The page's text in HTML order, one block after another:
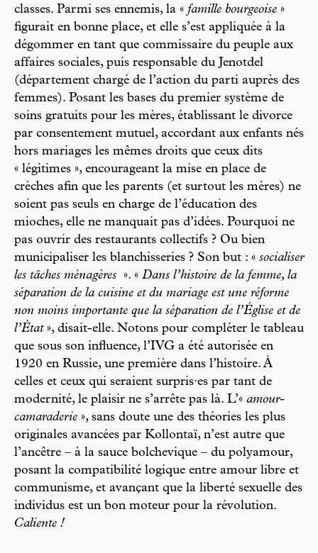
classes. Parmi ses ennemis, la « famille bourgeoise »
figurait en bonne place, et elle s’est appliquée à la
dégommer en tant que commissaire du peuple aux
affaires sociales, puis responsable du Jenotdel
(département chargé de l’action du parti auprès des
femmes). Posant les bases du premier système de
soins gratuits pour les mères, établissant le divorce
par consentement mutuel, accordant aux enfants nés
hors mariages les mêmes droits que ceux dits
« légitimes », encourageant la mise en place de
crèches afin que les parents (et surtout les mères) ne
soient pas seuls en charge de l’éducation des
mioches, elle ne manquait pas d’idées. Pourquoi ne
pas ouvrir des restaurants collectifs ? Ou bien
municipaliser les blanchisseries ? Son but : « socialiser
les tâches ménagères ». « Dans l’histoire de la femme, la
séparation de la cuisine et du mariage est une réforme
non moins importante que la séparation de l’Église et de
l’État», disait-elle. Notons pour compléter le tableau
que sous son influence, l’IVG a été autorisée en
1920 en Russie, une première dans l’histoire. À
celles et ceux qui seraient surpris·es par tant de
modernité, le plaisir ne s’arrête pas là. L’« amour-
camaraderie », sans doute une des théories les plus
originales avancées par Kollontaï, n’est autre que
l’ancêtre – à la sauce bolchevique – du polyamour,
posant la compatibilité logique entre amour libre et
communisme, et avançant que la liberté sexuelle des
individus est un bon moteur pour la révolution.
Caliente !